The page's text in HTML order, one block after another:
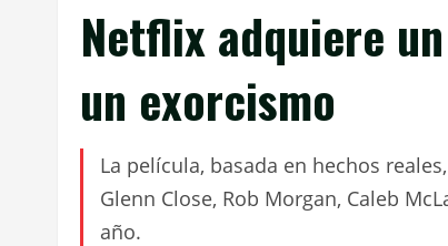
Netflix adquiere
un exorcismo
La película, basada en hechos
Glenn Close, Rob Morgan, Caleb
año.